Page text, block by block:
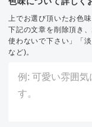
上でお選び頂いたお色
下記の文章を削除頂き
使わないで下さい」「
など)。